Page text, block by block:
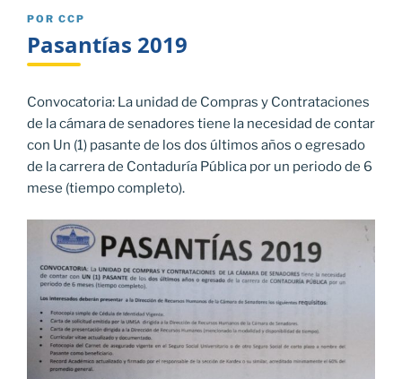
PUBLICADO
POR CCP
Pasantías 2019
Convocatoria: La unidad de Compras y Contrataciones
de la cámara de senadores tiene la necesidad de contar
con Un (1) pasante de los dos últimos años o egresado
de la carrera de Contaduría Pública por un periodo de 6
mese (tiempo completo).